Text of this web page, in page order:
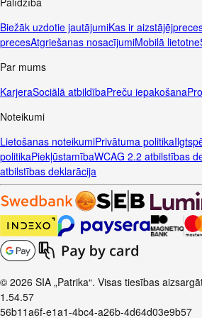
Biežāk uzdotie jautājumiKas ir
precesAtgriešanas nosacījumiMobilā lietotne
Par mums
KarjeraSociālā atbildībaPreču iepakošana
Noteikumi
Lietošanas noteikumiPrivātuma politika
politikaPiekļūstamībaWCAG 2.2 atbilstības
atbilstības deklarācija
© 2026 SIA „Patrika“. Visas tiesības
1.54.57
56b11a6f-e1a1-4bc4-a26b-4d64d03e9b57